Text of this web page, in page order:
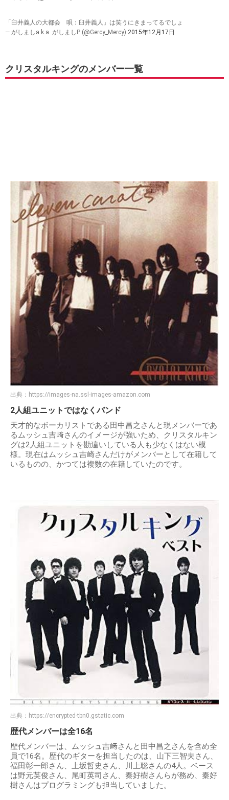
「臼井義人の大都会 唄：臼井義人」は笑うにきまってるでしょ
— がしましa.k.a. がしましP (@Gercy_Mercy) 2015年12月17日
クリスタルキングのメンバー一覧
出典： https://images-na.ssl-images-amazon.com
2人組ユニットではなくバンド
天才的なボーカリストである田中昌之さんと現メンバーであ
るムッシュ吉﨑さんのイメージが強いため、クリスタルキン
グは2人組ユニットを勘違いしている人も少なくはない模
様。現在はムッシュ吉崎さんだけがメンバーとして在籍して
いるものの、かつては複数の在籍していたのです。
出典： https://encrypted-tbn0.gstatic.com
歴代メンバーは全16名
歴代メンバーは、ムッシュ吉﨑さんと田中昌之さんを含め全
員で16名。歴代のギターを担当したのは、山下三智夫さん、
福田彰一郎さん、上坂哲史さん、川上聡さんの4人。ベース
は野元英俊さん、尾町英司さん、秦好樹さんらが務め、秦好
樹さんはプログラミングも担当していました。